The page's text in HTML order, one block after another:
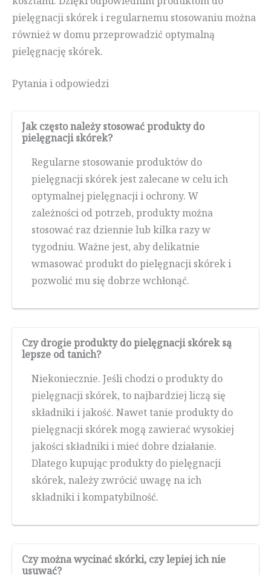
pielęgnacji skórek i regularnemu stosowaniu można
również w domu przeprowadzić optymalną
pielęgnację skórek.
Pytania i odpowiedzi
Jak często należy stosować produkty do
pielęgnacji skórek?
Regularne stosowanie produktów do
pielęgnacji skórek jest zalecane w celu ich
optymalnej pielęgnacji i ochrony. W
zależności od potrzeb, produkty można
stosować raz dziennie lub kilka razy w
tygodniu. Ważne jest, aby delikatnie
wmasować produkt do pielęgnacji skórek i
pozwolić mu się dobrze wchłonąć.
Czy drogie produkty do pielęgnacji skórek są
lepsze od tanich?
Niekoniecznie. Jeśli chodzi o produkty do
pielęgnacji skórek, to najbardziej liczą się
składniki i jakość. Nawet tanie produkty do
pielęgnacji skórek mogą zawierać wysokiej
jakości składniki i mieć dobre działanie.
Dlatego kupując produkty do pielęgnacji
skórek, należy zwrócić uwagę na ich
składniki i kompatybilność.
Czy można wycinać skórki, czy lepiej ich nie
usuwać?